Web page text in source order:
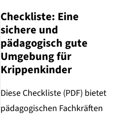
Checkliste: Eine
sichere und
pädagogisch gute
Umgebung für
Krippenkinder
Diese Checkliste (PDF) bietet
pädagogischen Fachkräften